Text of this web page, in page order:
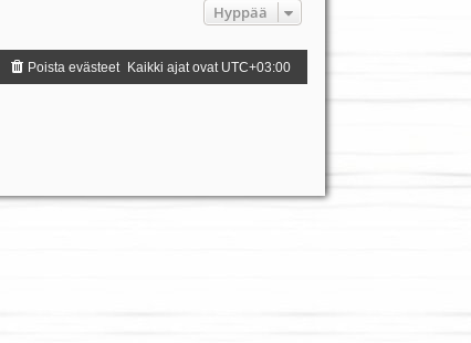
Hyppää
Kaikki ajat ovat UTC+03:00
Poista evästeet